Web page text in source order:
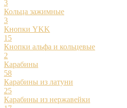
3
Кольца зажимные
3
Кнопки YKK
15
Кнопки альфа и кольцевые
2
Карабины
58
Карабины из латуни
25
Карабины из нержавейки